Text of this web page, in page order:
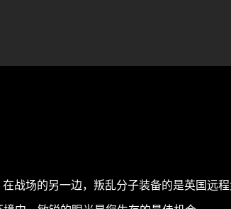
战场的另一边，叛乱分子装备的是英国远程